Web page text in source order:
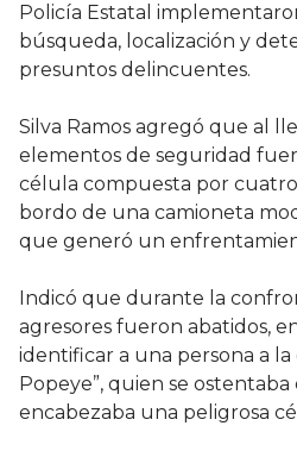
Policía Estatal
búsqueda, localización y
presuntos delincuentes.
Silva Ramos agregó que al
elementos de seguridad
célula compuesta por
bordo de una camioneta
que generó un
Indicó que durante la
agresores fueron abatidos,
identificar a una persona a la
Popeye”, quien se
encabezaba una peligrosa